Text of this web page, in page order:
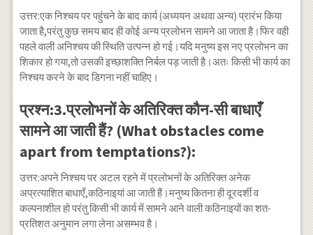
उत्तर:एक निश्चय पर पहुंचने के बाद कार्य (अध्ययन अथवा अन्य) प्रारंभ किया
जाता है,परंतु कुछ समय बाद ही कोई अन्य प्रलोभन सामने आ जाता है।फिर वही
पहले वाली अनिश्चय की स्थिति उत्पन्न हो गई।यदि मनुष्य इस नए प्रलोभन का
शिकार हो गया,तो उसकी इच्छाशक्ति निर्बल पड़ जाती है।अतः किसी भी कार्य का
निश्चय करने के बाद डिगना नहीं चाहिए।
प्रश्न:3.प्रलोभनों के अतिरिक्त कौन-सी बाधाएँ
सामने आ जाती हैं? (What obstacles come
apart from temptations?):
उत्तर:अपने निश्चय पर अटल रहने में प्रलोभनों के अतिरिक्त अनेक
अप्रत्याशित बाधाएँ,कठिनाइयां आ जाती हैं।मनुष्य कितना ही दूरदर्शी व
कल्पनाशील हो परंतु किसी भी कार्य में सामने आने वाली कठिनाइयों का शत-
प्रतिशत अनुमान लगा लेना असम्भव है।